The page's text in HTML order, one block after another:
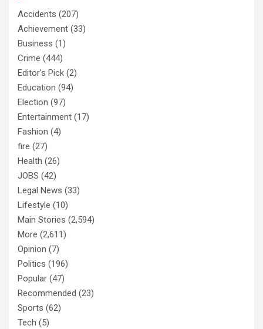
Accidents (207)
Achievement (33)
Business (1)
Crime (444)
Editor's Pick (2)
Education (94)
Election (97)
Entertainment (17)
Fashion (4)
fire (27)
Health (26)
JOBS (42)
Legal News (33)
Lifestyle (10)
Main Stories (2,594)
More (2,611)
Opinion (7)
Politics (196)
Popular (47)
Recommended (23)
Sports (62)
Tech (5)